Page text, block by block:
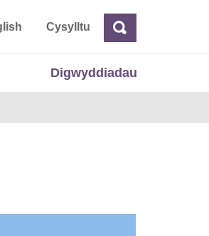
CysylltuChwilio
Digwyddiadau